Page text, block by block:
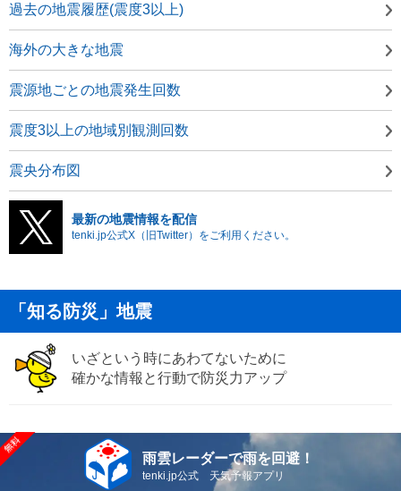
過去の地震履歴(震度3以上)
海外の大きな地震
震源地ごとの地震発生回数
震度3以上の地域別観測回数
震央分布図
最新の地震情報を配信
tenki.jp公式X（旧Twitter）をご利用ください。
「知る防災」地震
いざという時にあわてないために
確かな情報と行動で防災力アップ
雨雲レーダーで雨を回避！
tenki.jp公式 天気予報アプリ